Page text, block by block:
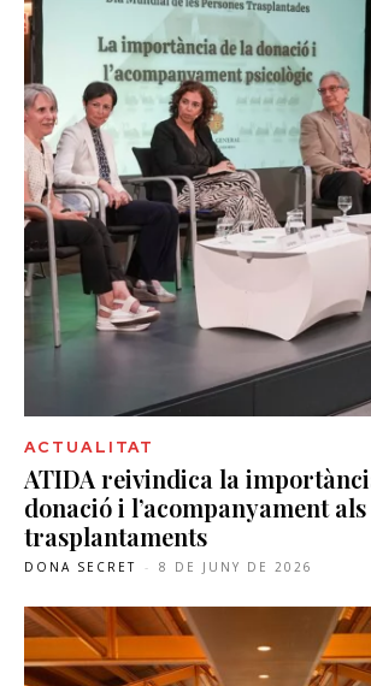
ACTUALITAT
ATIDA reivindica la
donació i l’acompanyament als
trasplantaments
DONA SECRET - 8 DE JUNY DE 2026